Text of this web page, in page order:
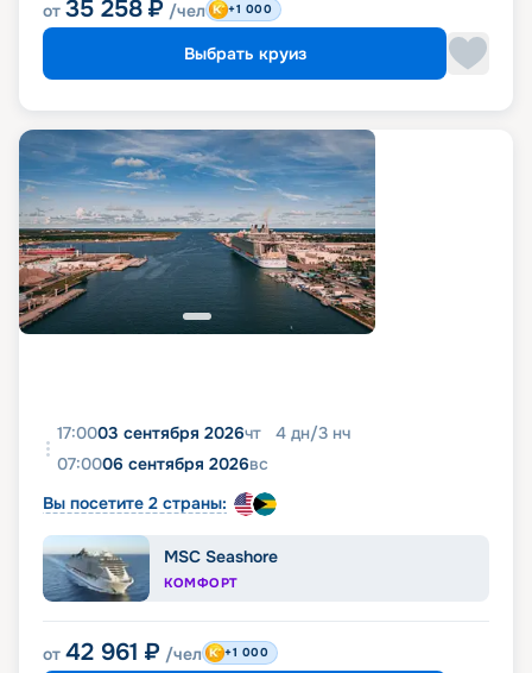
от 35 258 ₽ /чел +1 000
Выбрать круиз
17:0003 сентября 2026чт 4 дн/3 нч
07:0006 сентября 2026вс
Вы посетите 2 страны:
MSC Seashore
КОМФОРТ
от 42 961 ₽ /чел +1 000